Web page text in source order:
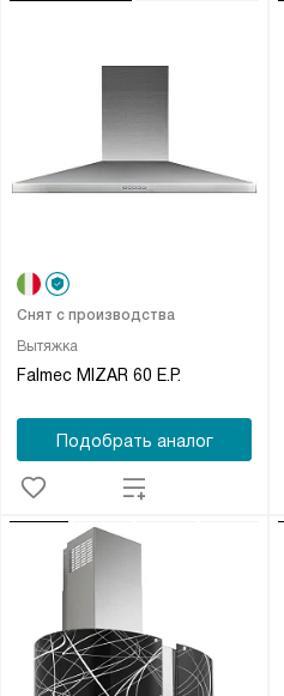
Вытяжка
Falmec MIZAR 60 E.P.
Снят с производства
Подобрать аналог